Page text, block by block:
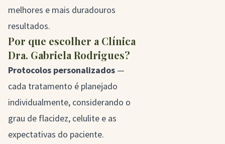
melhores e mais duradouros
resultados.
Por que escolher a Clínica
Dra. Gabriela Rodrigues?
Protocolos personalizados —
cada tratamento é planejado
individualmente, considerando o
grau de flacidez, celulite e as
expectativas do paciente.